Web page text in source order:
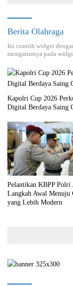
Berita Olahraga
Ini contoh widget
mengaturnya pada
Kapolri Cup 2026
Digital Berdaya Saing
Pelantikan KBPP Polri
Langkah Awal Menuju
yang Lebih Modern